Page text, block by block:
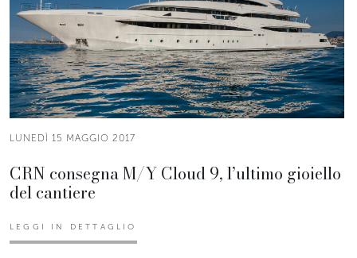
LUNEDÌ 15 MAGGIO 2017
CRN consegna M/Y Cloud 9, l’ultimo gioiello
del cantiere
LEGGI IN DETTAGLIO